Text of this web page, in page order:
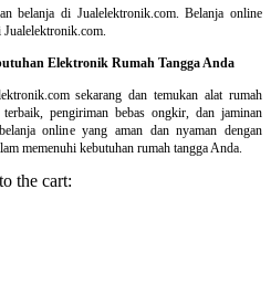
belanja di Jualelektronik.com. Belanja online
Elektronik Rumah Tangga Anda
sekarang dan temukan alat rumah
pengiriman bebas ongkir, dan jaminan
online yang aman dan nyaman dengan
memenuhi kebutuhan rumah tangga Anda.
the cart: